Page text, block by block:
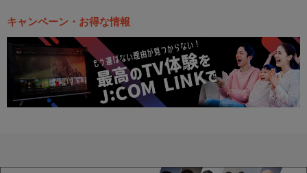
キャンペーン・お得な情報